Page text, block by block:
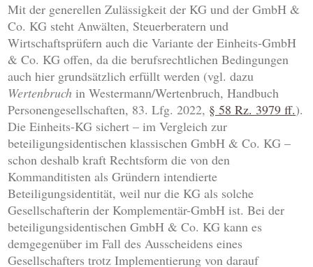
Mit der generellen Zulässigkeit der KG und der GmbH &
Co. KG steht Anwälten, Steuerberatern und
Wirtschaftsprüfern auch die Variante der Einheits-GmbH
& Co. KG offen, da die berufsrechtlichen Bedingungen
auch hier grundsätzlich erfüllt werden (vgl. dazu
Wertenbruch in Westermann/Wertenbruch, Handbuch
Personengesellschaften, 83. Lfg. 2022, § 58 Rz. 3979 ff.).
Die Einheits-KG sichert – im Vergleich zur
beteiligungsidentischen klassischen GmbH & Co. KG –
schon deshalb kraft Rechtsform die von den
Kommanditisten als Gründern intendierte
Beteiligungsidentität, weil nur die KG als solche
Gesellschafterin der Komplementär-GmbH ist. Bei der
beteiligungsidentischen GmbH & Co. KG kann es
demgegenüber im Fall des Ausscheidens eines
Gesellschafters trotz Implementierung von darauf